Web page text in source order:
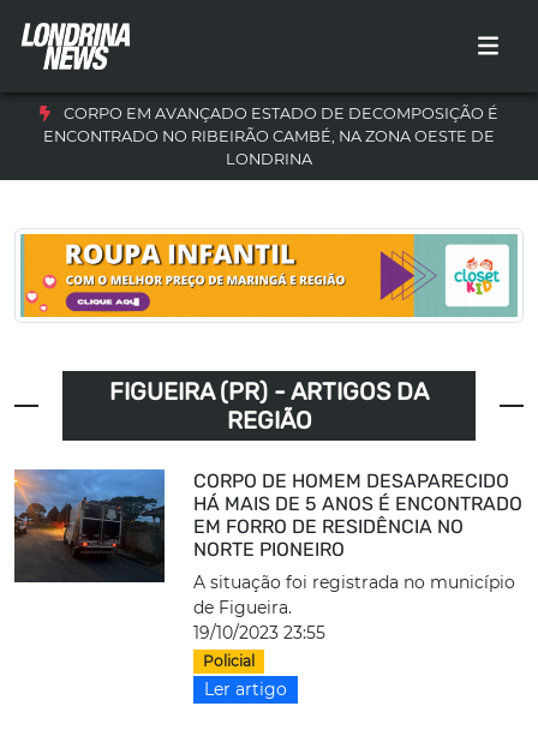
CORPO EM AVANÇADO ESTADO DE DECOMPOSIÇÃO É
ENCONTRADO NO RIBEIRÃO CAMBÉ, NA ZONA OESTE DE
LONDRINA
FIGUEIRA (PR) - ARTIGOS DA
REGIÃO
CORPO DE HOMEM DESAPARECIDO
HÁ MAIS DE 5 ANOS É ENCONTRADO
EM FORRO DE RESIDÊNCIA NO
NORTE PIONEIRO
A situação foi registrada no município
de Figueira.
19/10/2023 23:55
Policial
Ler artigo